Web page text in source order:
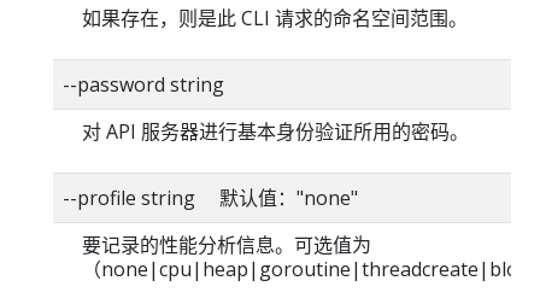
如果存在，则是此 CLI 请求的命名空间范围。
--password string
对 API 服务器进行基本身份验证所用的密码。
--profile string 默认值："none"
要记录的性能分析信息。可选值为
（